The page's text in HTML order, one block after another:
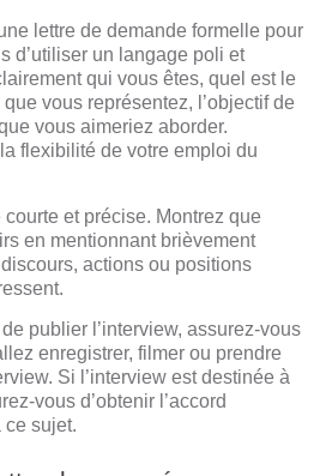
lettre de demande formelle pour
d’utiliser un langage poli et
qui vous êtes, quel est le
vous représentez, l’objectif de
vous aimeriez aborder.
flexibilité de votre emploi du
et précise. Montrez que
en mentionnant brièvement
actions ou positions
publier l’interview, assurez-vous
enregistrer, filmer ou prendre
Si l’interview est destinée à
vous d’obtenir l’accord
ce sujet.